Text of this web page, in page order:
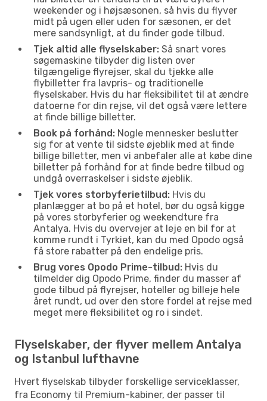
weekender og i højsæsonen, så hvis du flyver
midt på ugen eller uden for sæsonen, er det
mere sandsynligt, at du finder gode tilbud.
Tjek altid alle flyselskaber: Så snart vores
søgemaskine tilbyder dig listen over
tilgængelige flyrejser, skal du tjekke alle
flybilletter fra lavpris- og traditionelle
flyselskaber. Hvis du har fleksibilitet til at ændre
datoerne for din rejse, vil det også være lettere
at finde billige billetter.
Book på forhånd: Nogle mennesker beslutter
sig for at vente til sidste øjeblik med at finde
billige billetter, men vi anbefaler alle at købe dine
billetter på forhånd for at finde bedre tilbud og
undgå overraskelser i sidste øjeblik.
Tjek vores storbyferietilbud: Hvis du
planlægger at bo på et hotel, bør du også kigge
på vores storbyferier og weekendture fra
Antalya. Hvis du overvejer at leje en bil for at
komme rundt i Tyrkiet, kan du med Opodo også
få store rabatter på den endelige pris.
Brug vores Opodo Prime-tilbud: Hvis du
tilmelder dig Opodo Prime, finder du masser af
gode tilbud på flyrejser, hoteller og billeje hele
året rundt, ud over den store fordel at rejse med
meget mere fleksibilitet og ro i sindet.
Flyselskaber, der flyver mellem Antalya
og Istanbul lufthavne
Hvert flyselskab tilbyder forskellige serviceklasser,
fra Economy til Premium-kabiner, der passer til